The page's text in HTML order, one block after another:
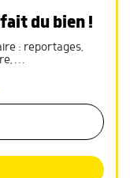
du bien !
: reportages,
…